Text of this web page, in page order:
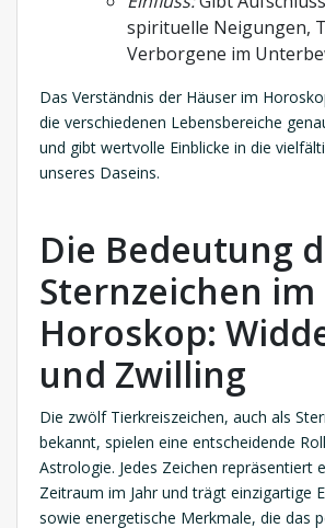
spirituelle Neigungen,
Verborgene im
Das Verständnis der Häuser im
die verschiedenen Lebensbereiche
und gibt wertvolle Einblicke in die
unseres Daseins.
Die Bedeutung
Sternzeichen im
Horoskop:
und Zwilling
Die zwölf Tierkreiszeichen, auch als
bekannt, spielen eine entscheidende
Astrologie. Jedes Zeichen repräsentiert
Zeitraum im Jahr und trägt einzigartige
sowie energetische Merkmale, die das